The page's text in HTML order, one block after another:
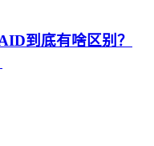
到底有啥区别？